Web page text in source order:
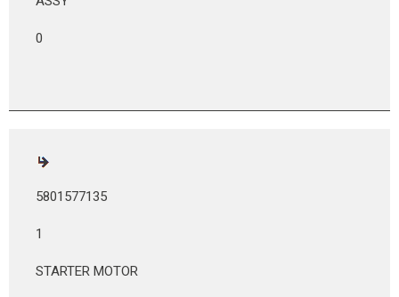
0
5801577135
1
STARTER MOTOR